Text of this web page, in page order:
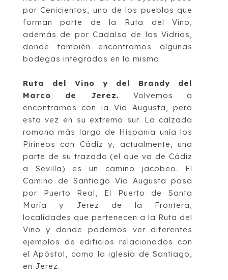
por Cenicientos, uno de los pueblos que
forman parte de la Ruta del Vino,
además de por Cadalso de los Vidrios,
donde también encontramos algunas
bodegas integradas en la misma.
Ruta del Vino y del Brandy del
Marco de
Jerez. Volvemos a
encontrarnos con la Vía Augusta , pero
esta vez en su extremo sur. La calzada
romana más larga de Hispania uníalos
Pirineos con Cádiz y, actualmente, una
parte de su trazado (el que va de Cádiz
a Sevilla) es un camino jacobeo. El
Camino de Santiago Vía Augusta pasa
por Puerto Real, El Puerto de Santa
María y Jerez de la Frontera,
localidades que pertenecen a la Ruta del
Vino y donde podemos ver diferentes
ejemplos de edificios relacionados con
el Apóstol
, como la iglesia de Santiago,
en Jerez.